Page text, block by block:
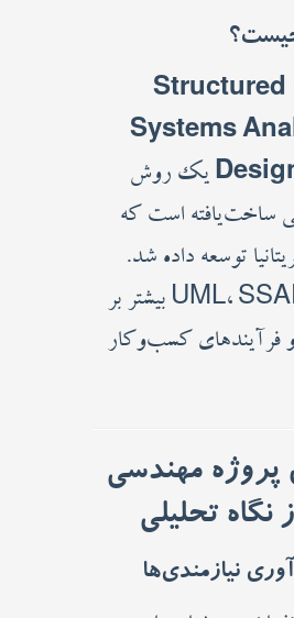
Structured
Systems
یک روش
ساخت‌یافته است که
توسعه داده شد.
برخلاف UML، SSADM بیشتر بر
و فرآیندهای کسب‌وکار
پروژه مهندسی
نگاه تحلیلی
نیازمندی‌ها